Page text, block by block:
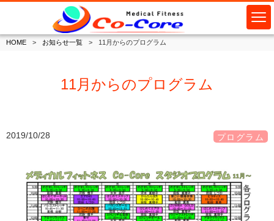
HOME お知らせ一覧 11月からのプログラム
11月からのプログラム
2019/10/28 プログラム